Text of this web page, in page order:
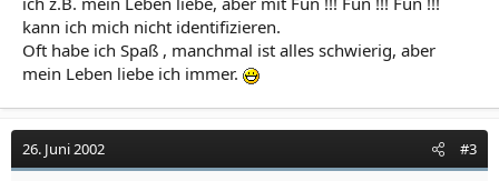
kann ich mich nicht identifizieren.
Oft habe ich Spaß , manchmal ist alles schwierig, aber
mein Leben liebe ich immer.
26. Juni 2002 #3